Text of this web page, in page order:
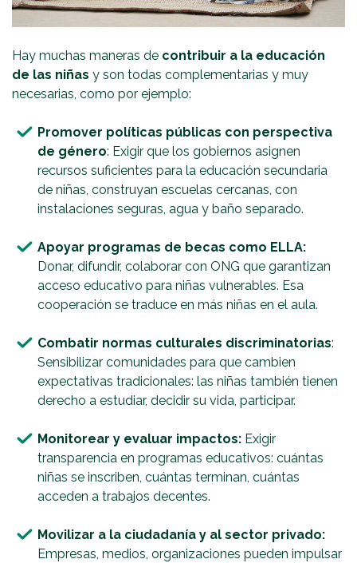
Hay muchas maneras de contribuir a la educación
de las niñas y son todas complementarias y muy
necesarias, como por ejemplo:
Promover políticas públicas con perspectiva
de género: Exigir que los gobiernos asignen
recursos suficientes para la educación secundaria
de niñas, construyan escuelas cercanas, con
instalaciones seguras, agua y baño separado.
Apoyar programas de becas como ELLA:
Donar, difundir, colaborar con ONG que garantizan
acceso educativo para niñas vulnerables. Esa
cooperación se traduce en más niñas en el aula.
Combatir normas culturales discriminatorias:
Sensibilizar comunidades para que cambien
expectativas tradicionales: las niñas también tienen
derecho a estudiar, decidir su vida, participar.
Monitorear y evaluar impactos: Exigir
transparencia en programas educativos: cuántas
niñas se inscriben, cuántas terminan, cuántas
acceden a trabajos decentes.
Movilizar a la ciudadanía y al sector privado:
Empresas, medios, organizaciones pueden impulsar